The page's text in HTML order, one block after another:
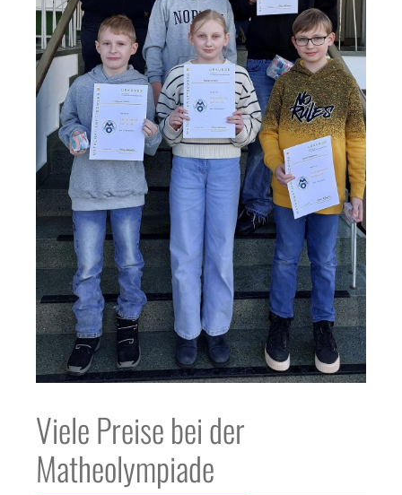
Viele Preise bei der
Matheolympiade